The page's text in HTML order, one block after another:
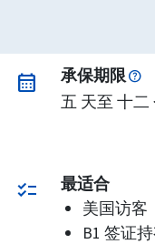
calendar_month
承保期限
五 天至 十二
checklist
最适合
美国访客
B1 签证